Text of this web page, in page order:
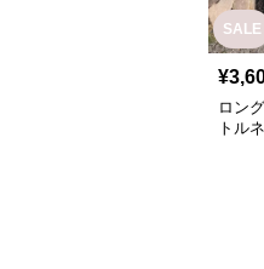
SALE
¥
ロン
トル